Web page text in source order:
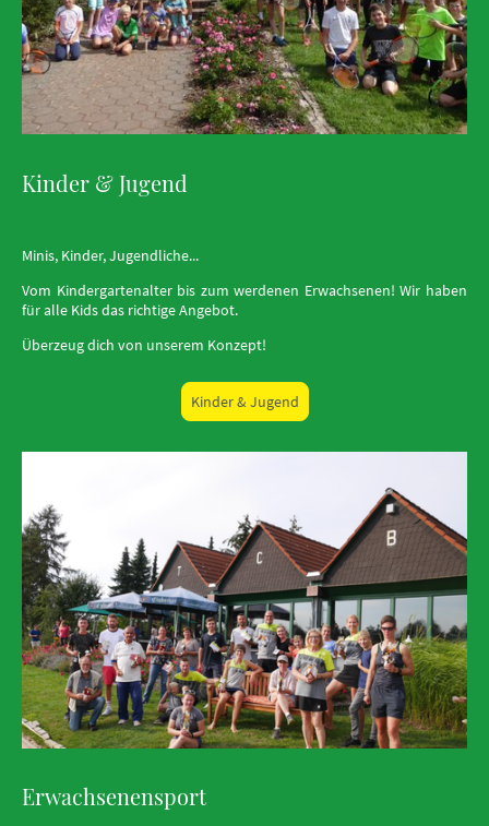
Kinder & Jugend
Minis, Kinder, Jugendliche...
Vom Kindergartenalter bis zum werdenen Erwachsenen! Wir haben
für alle Kids das richtige Angebot.
Überzeug dich von unserem Konzept!
Kinder & Jugend
Erwachsenensport